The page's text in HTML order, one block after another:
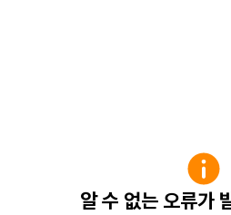
알 수 없는 오류가